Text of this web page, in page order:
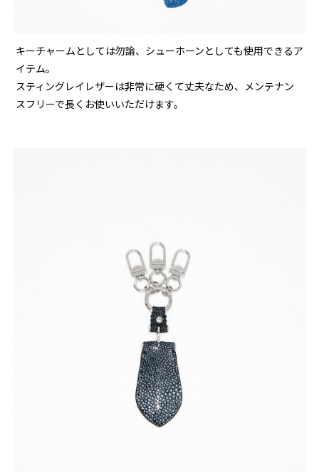
キーチャームとしては勿論、シューホーンとしても使用できるア
イテム。
スティングレイレザーは非常に硬くて丈夫なため、メンテナン
スフリーで長くお使いいただけます。